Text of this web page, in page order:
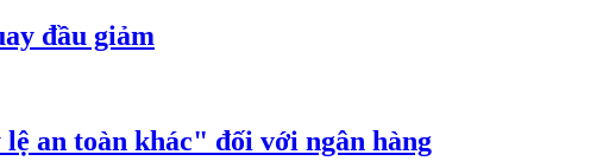
đầu giảm
an toàn khác" đối với ngân hàng